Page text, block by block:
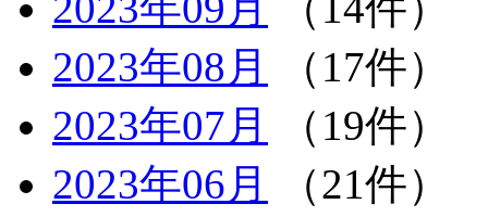
2023年08月
（17件）
2023年07月
（19件）
2023年06月
（21件）